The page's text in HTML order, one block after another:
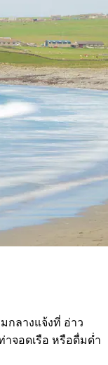
กลางแจ้งที่ อ่าว
าจอดเรือ หรือดื่มด่ำ